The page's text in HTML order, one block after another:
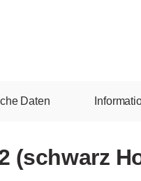
Daten
(schwarz